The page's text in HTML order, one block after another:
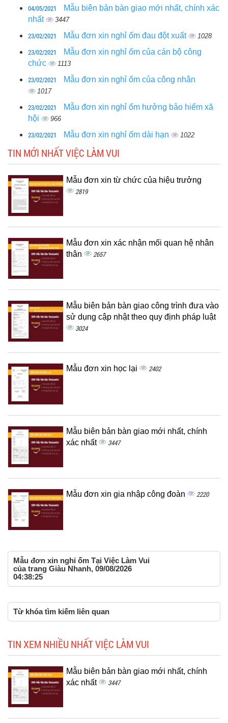
04/05/2021
Mẫu biên bản bàn giao mới nhất, chính xác
nhất
3447
23/02/2021 Mẫu đơn xin nghỉ ốm đau đột xuất 1028
23/02/2021
Mẫu đơn xin nghỉ ốm của cán bộ công
chức
1113
23/02/2021 Mẫu đơn xin nghỉ ốm của công nhân
1017
23/02/2021
Mẫu đơn xin nghỉ ốm hưởng bảo hiểm xã
hội
966
23/02/2021 Mẫu đơn xin nghỉ ốm dài hạn 1022
TIN MỚI NHẤT VIỆC LÀM VUI
Mẫu đơn xin từ chức của hiệu trưởng
2819
Mẫu đơn xin xác nhận mối quan hệ nhân
thân
2657
Mẫu biên bản bàn giao công trình đưa vào
sử dụng cập nhật theo quy định pháp luật
3024
Mẫu đơn xin học lại 2402
Mẫu biên bản bàn giao mới nhất, chính
xác nhất
3447
Mẫu đơn xin gia nhập công đoàn 2220
Mẫu đơn xin nghỉ ốm Tại Việc Làm Vui
của trang Giàu Nhanh, 09/08/2026
04:38:25
Từ khóa tìm kiếm liên quan
TIN XEM NHIỀU NHẤT VIỆC LÀM VUI
Mẫu biên bản bàn giao mới nhất, chính
xác nhất
3447